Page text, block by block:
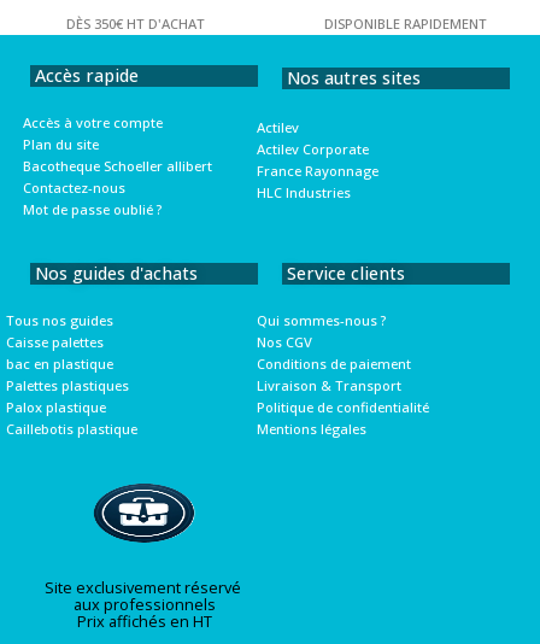
DÈS 350€ HT D'ACHAT
DISPONIBLE RAPIDEMENT
Accès rapide
Accès à votre compte
Plan du site
Bacotheque Schoeller allibert
Contactez-nous
Mot de passe oublié ?
Nos autres sites
Actilev
Actilev Corporate
France Rayonnage
HLC Industries
Nos guides d'achats
Tous nos guides
Caisse palettes
bac en plastique
Palettes plastiques
Palox plastique
Caillebotis plastique
Service clients
Qui sommes-nous ?
Nos CGV
Conditions de paiement
Livraison & Transport
Politique de confidentialité
Mentions légales
Site exclusivement réservé
aux professionnels
Prix affichés en HT